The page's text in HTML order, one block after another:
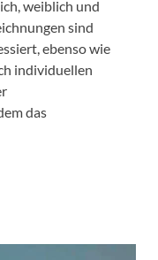
weiblich und
sind
ebenso wie
individuellen
das